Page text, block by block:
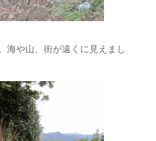
海や山、街が遠くに見えまし